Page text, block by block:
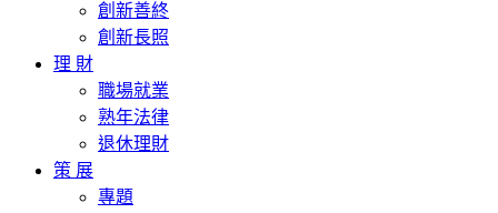
創新善終
創新長照
理 財
職場就業
熟年法律
退休理財
策 展
專題